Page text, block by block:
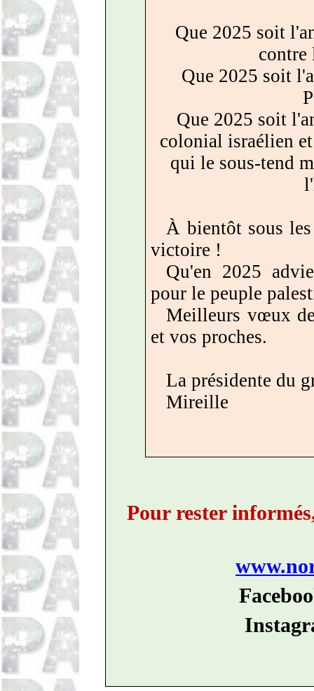
Que 2025 soit
contre
Que 2025 soit
Que 2025 soit
colonial israélien
qui le sous-tend
À bientôt sous
victoire !
Qu'en 2025
pour le peuple
Meilleurs vœux
et vos proches.
La présidente du
Mireille
Pour rester